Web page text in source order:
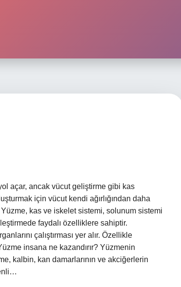
açar, ancak vücut geliştirme gibi kas
için vücut kendi ağırlığından daha
Yüzme, kas ve iskelet sistemi, solunum sistemi
faydalı özelliklere sahiptir.
çalıştırması yer alır. Özellikle
insana ne kazandırır? Yüzmenin
kalbin, kan damarlarının ve akciğerlerin